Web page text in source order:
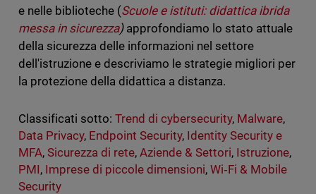
e nelle biblioteche (Scuole e istituti: didattica ibrida
messa in sicurezza)approfondiamo lo stato attuale
della sicurezza delle informazioni nel settore
dell'istruzione e descriviamo le strategie migliori per
la protezione della didattica a distanza.
Classificati sotto: Trend di cybersecurity, Malware,
Data Privacy, Endpoint Security, Identity Security e
MFA, Sicurezza di rete, Aziende & Settori, Istruzione,
PMI, Imprese di piccole dimensioni,Wi‑Fi & Mobile
Security